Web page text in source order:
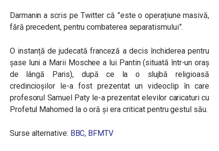
Darmanin a scris pe Twitter că ”este o operațiune masivă,
fără precedent, pentru combaterea separatismului”.
O instanță de judecată franceză a decis închiderea pentru
șase luni a Marii Moschee a lui Pantin (situată într-un oraș
de lângă Paris), după ce la o slujbă religioasă
credincioșilor le-a fost prezentat un videoclip în care
profesorul Samuel Paty le-a prezentat elevilor caricaturi cu
Profetul Mahomed la o oră și era criticat pentru gestul său.
Surse alternative: BBC, BFMTV